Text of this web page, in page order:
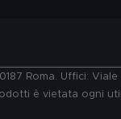
Roma. Uffici:
è vietata ogni